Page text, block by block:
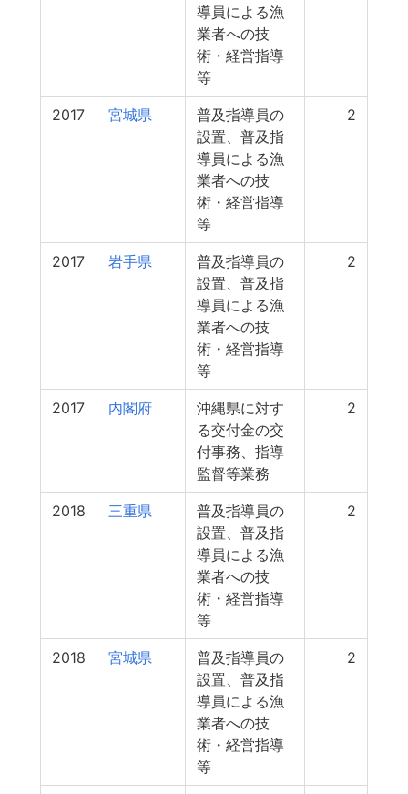
導員による漁
業者への技
術・経営指導
等
2017 宮城県
普及指導員の
設置、普及指
導員による漁
業者への技
術・経営指導
等
2
2017 岩手県
普及指導員の
設置、普及指
導員による漁
業者への技
術・経営指導
等
2
2017 内閣府
沖縄県に対す
る交付金の交
付事務、指導
監督等業務
2
2018 三重県
普及指導員の
設置、普及指
導員による漁
業者への技
術・経営指導
等
2
2018 宮城県
普及指導員の
設置、普及指
導員による漁
業者への技
術・経営指導
等
2